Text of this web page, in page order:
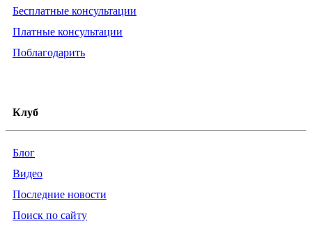
Бесплатные консультации
Платные консультации
Поблагодарить
Клуб
Блог
Видео
Последние новости
Поиск по сайту